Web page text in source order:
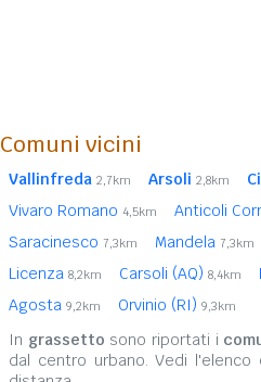
Comuni vicini
Vallinfreda 2,7km Arsoli 2,8km
Vivaro Romano 4,5km Anticoli
Saracinesco 7,3km Mandela 7,3km
Licenza 8,2km Carsoli (AQ) 8,4km
Agosta 9,2km Orvinio (RI) 9,3km
In grassetto sono riportati i
dal centro urbano. Vedi l'elenco